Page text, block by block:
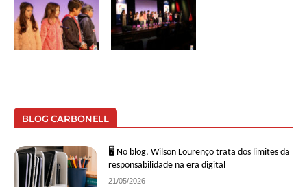
BLOG CARBONELL
🖥 No blog, Wilson Lourenço trata dos limites da
responsabilidade na era digital
21/05/2026